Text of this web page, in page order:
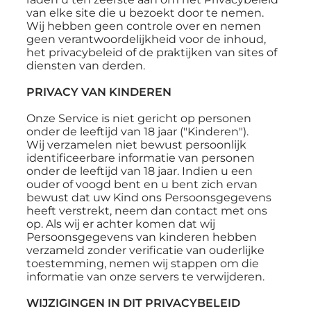
van elke site die u bezoekt door te nemen.
Wij hebben geen controle over en nemen
geen verantwoordelijkheid voor de inhoud,
het privacybeleid of de praktijken van sites of
diensten van derden.
PRIVACY VAN KINDEREN
Onze Service is niet gericht op personen
onder de leeftijd van 18 jaar ("Kinderen").
Wij verzamelen niet bewust persoonlijk
identificeerbare informatie van personen
onder de leeftijd van 18 jaar. Indien u een
ouder of voogd bent en u bent zich ervan
bewust dat uw Kind ons Persoonsgegevens
heeft verstrekt, neem dan contact met ons
op. Als wij er achter komen dat wij
Persoonsgegevens van kinderen hebben
verzameld zonder verificatie van ouderlijke
toestemming, nemen wij stappen om die
informatie van onze servers te verwijderen.
WIJZIGINGEN IN DIT PRIVACYBELEID